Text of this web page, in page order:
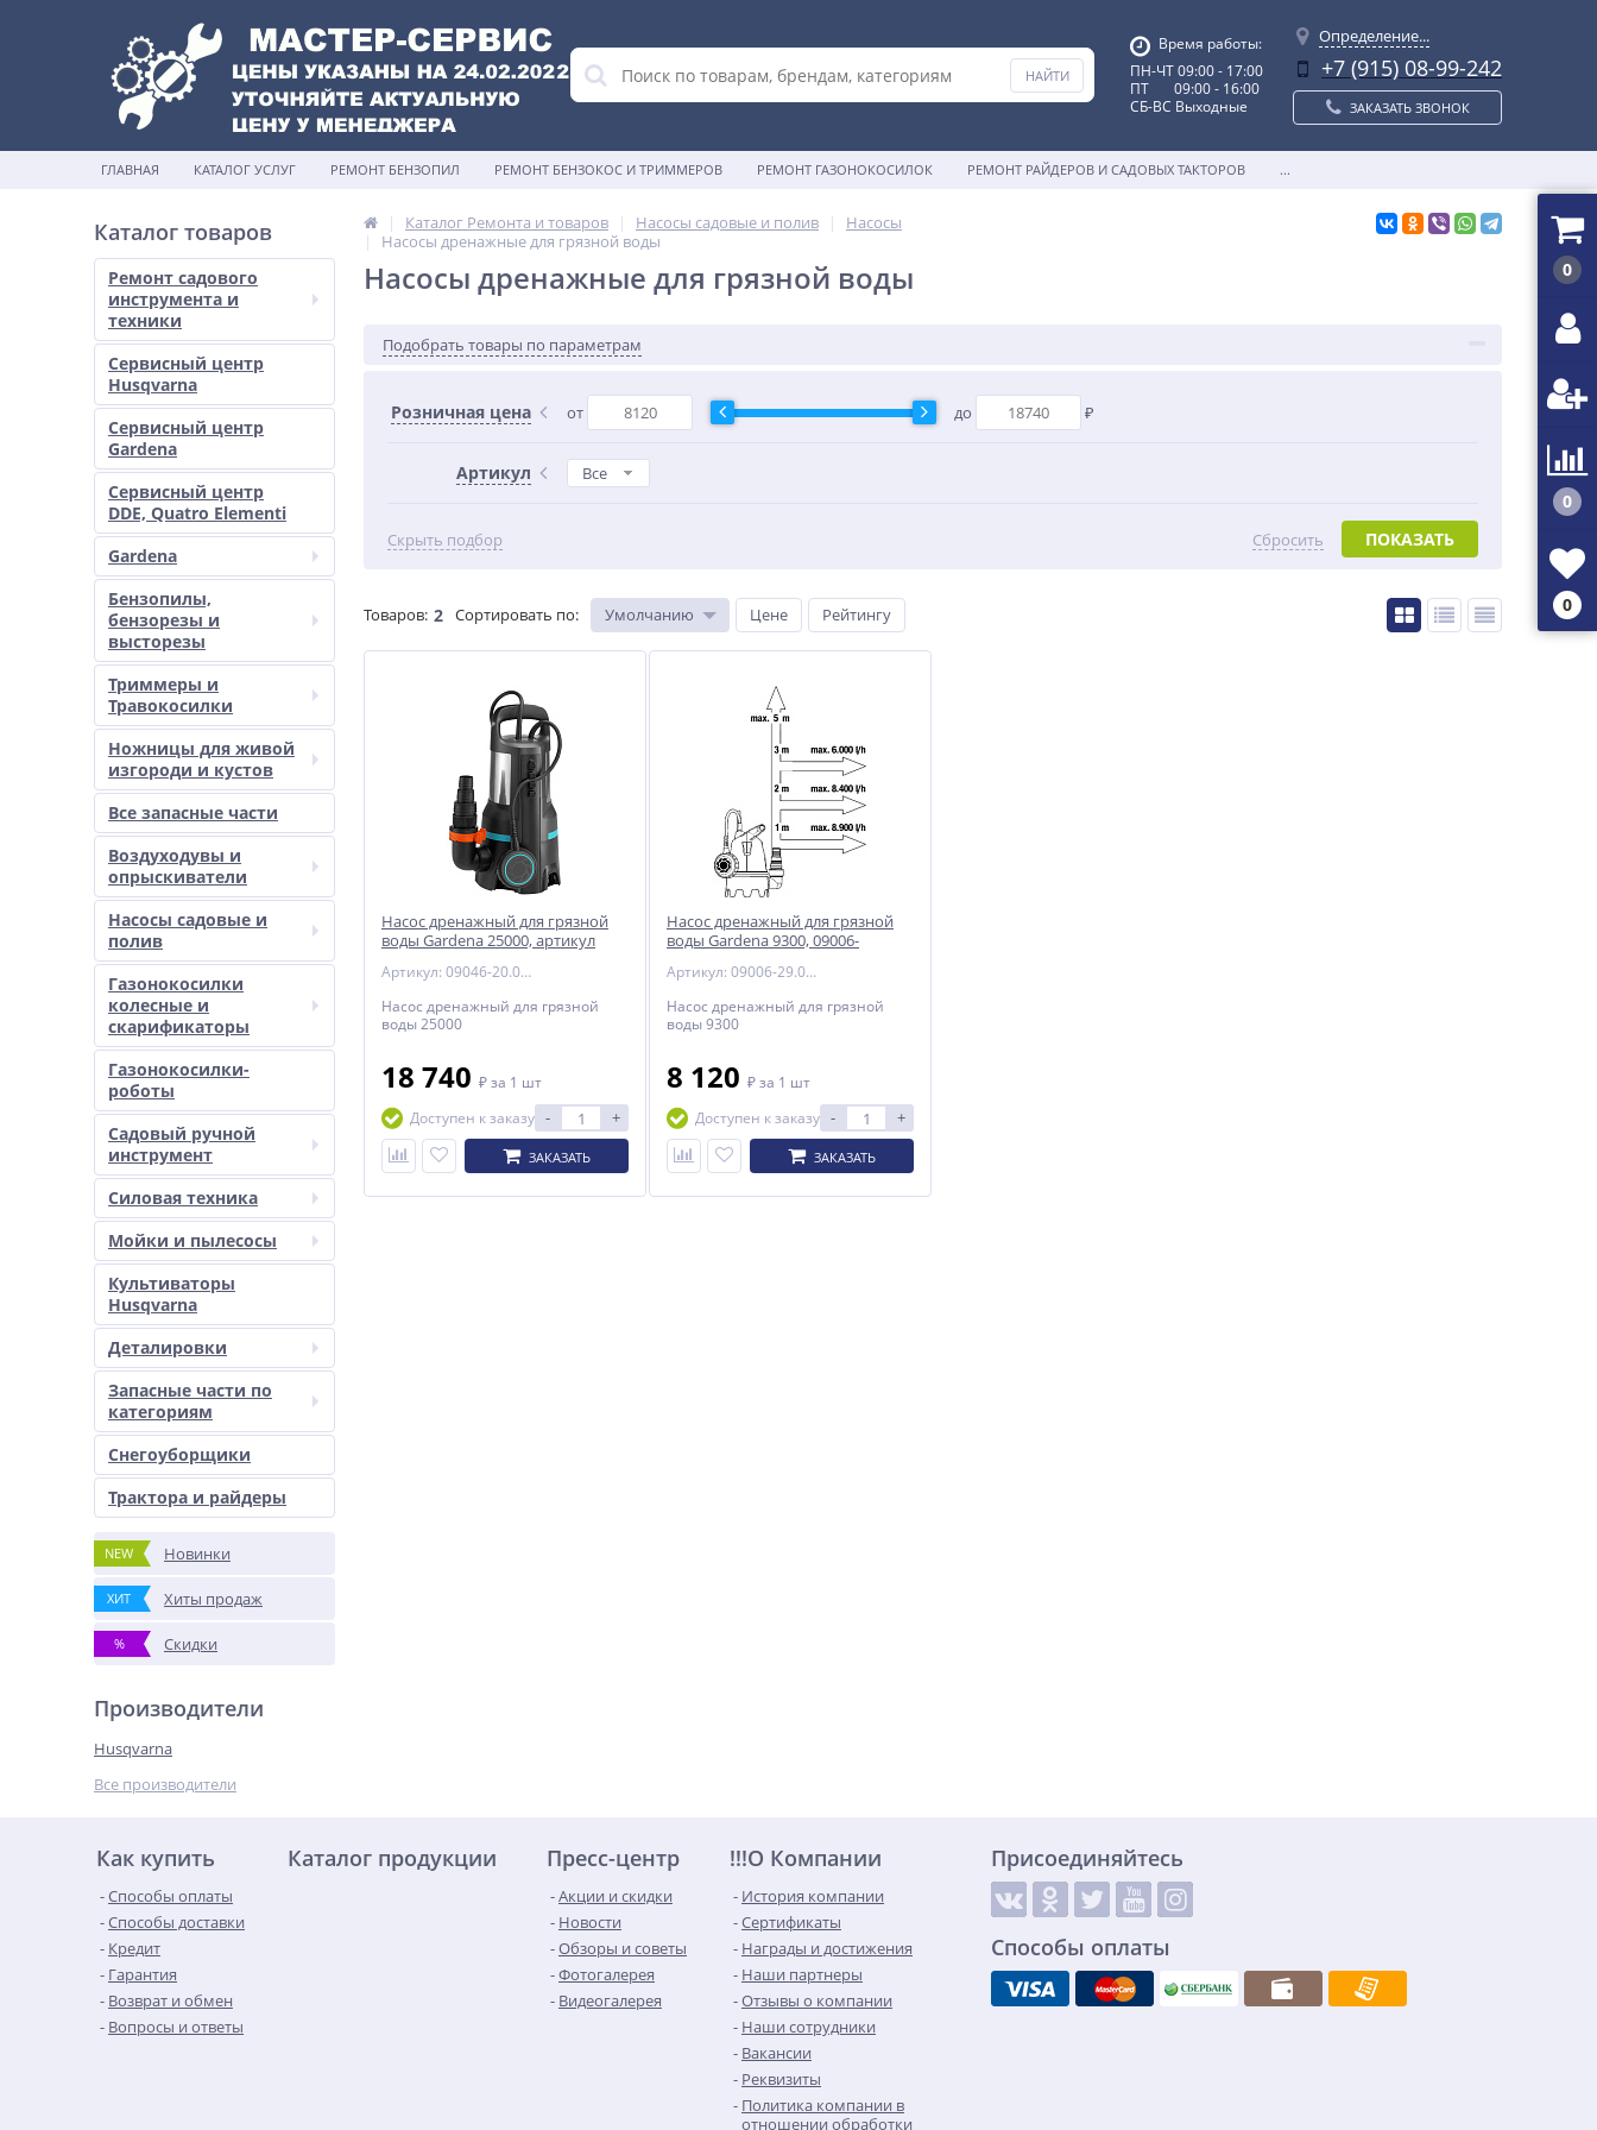
Время работы:
ПН-ЧТ 09:00 - 17:00
ПТ 09:00 - 16:00
СБ-ВС Выходные
Определение...
+7 (915) 08-99-242
ЗАКАЗАТЬ ЗВОНОК
ГЛАВНАЯ КАТАЛОГ УСЛУГ РЕМОНТ БЕНЗОПИЛ РЕМОНТ БЕНЗОКОС И ТРИММЕРОВ РЕМОНТ ГАЗОНОКОСИЛОК РЕМОНТ РАЙДЕРОВ И САДОВЫХ ТАКТОРОВ ...
Каталог товаров
Ремонт садового
инструмента и
техники
Сервисный центр
Husqvarna
Сервисный центр
Gardena
Сервисный центр
DDE, Quatro Elementi
Gardena
Бензопилы,
бензорезы и
высторезы
Триммеры и
Травокосилки
Ножницы для живой
изгороди и кустов
Все запасные части
Воздуходувы и
опрыскиватели
Насосы садовые и
полив
Газонокосилки
колесные и
скарификаторы
Газонокосилки-
роботы
Садовый ручной
инструмент
Силовая техника
Мойки и пылесосы
Культиваторы
Husqvarna
Деталировки
Запасные части по
категориям
Снегоуборщики
Трактора и райдеры
NEW Новинки
ХИТ Хиты продаж
% Скидки
Производители
Husqvarna
Все производители
Каталог Ремонта и товаров Насосы садовые и полив
Насосы
Насосы дренажные для грязной воды
Насосы дренажные для грязной воды
Подобрать товары по параметрам
Розничная цена от до ₽
Артикул Все
Скрыть подбор ПОКАЗАТЬ
Сбросить
Товаров: 2 Сортировать по: Умолчанию Цене Рейтингу
Насос дренажный для грязной
воды Gardena 25000, артикул
Артикул: 09046-20.000.00
Насос дренажный для грязной
воды 25000
18 740 ₽за 1 шт
Доступен к заказу - +
ЗАКАЗАТЬ
Насос дренажный для грязной
воды Gardena 9300, 09006-
Артикул: 09006-29.000.00
Насос дренажный для грязной
воды 9300
8 120 ₽за 1 шт
Доступен к заказу - +
ЗАКАЗАТЬ
Как купить
Способы оплаты
Способы доставки
Кредит
Гарантия
Возврат и обмен
Вопросы и ответы
Каталог продукции Пресс-центр
Акции и скидки
Новости
Обзоры и советы
Фотогалерея
Видеогалерея
!!!О Компании
История компании
Сертификаты
Награды и достижения
Наши партнеры
Отзывы о компании
Наши сотрудники
Вакансии
Реквизиты
Политика компании в
отношении обработки
Присоединяйтесь
Способы оплаты
0
0
0